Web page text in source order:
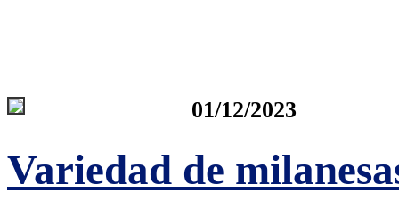
01/12/2023
Variedad de